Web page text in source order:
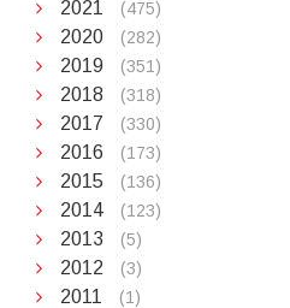
2021 (475)
2020 (282)
2019 (351)
2018 (318)
2017 (330)
2016 (173)
2015 (136)
2014 (123)
2013 (5)
2012 (3)
2011 (1)